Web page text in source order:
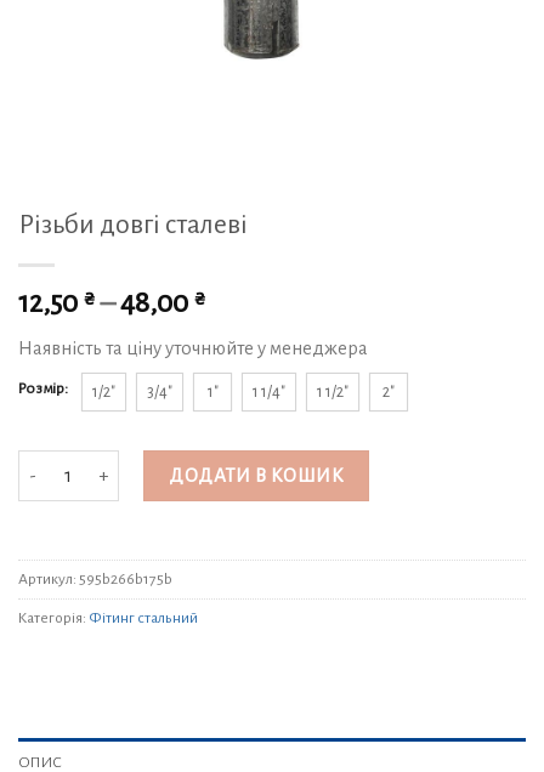
Різьби довгі сталеві
12,50 ₴ –48,00 ₴
Наявність та ціну уточнюйте у менеджера
Розмір: 1/2" 3/4" 1" 1 1/4" 1 1/2" 2"
Різьби довгі сталеві кількість
ДОДАТИ В КОШИК
Артикул: 595b266b175b
Категорія: Фітинг стальний
ОПИС